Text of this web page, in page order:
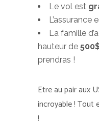
Le vol est
L’assurance
La famille
hauteur de
prendras !
Etre au pair aux
incroyable !
!